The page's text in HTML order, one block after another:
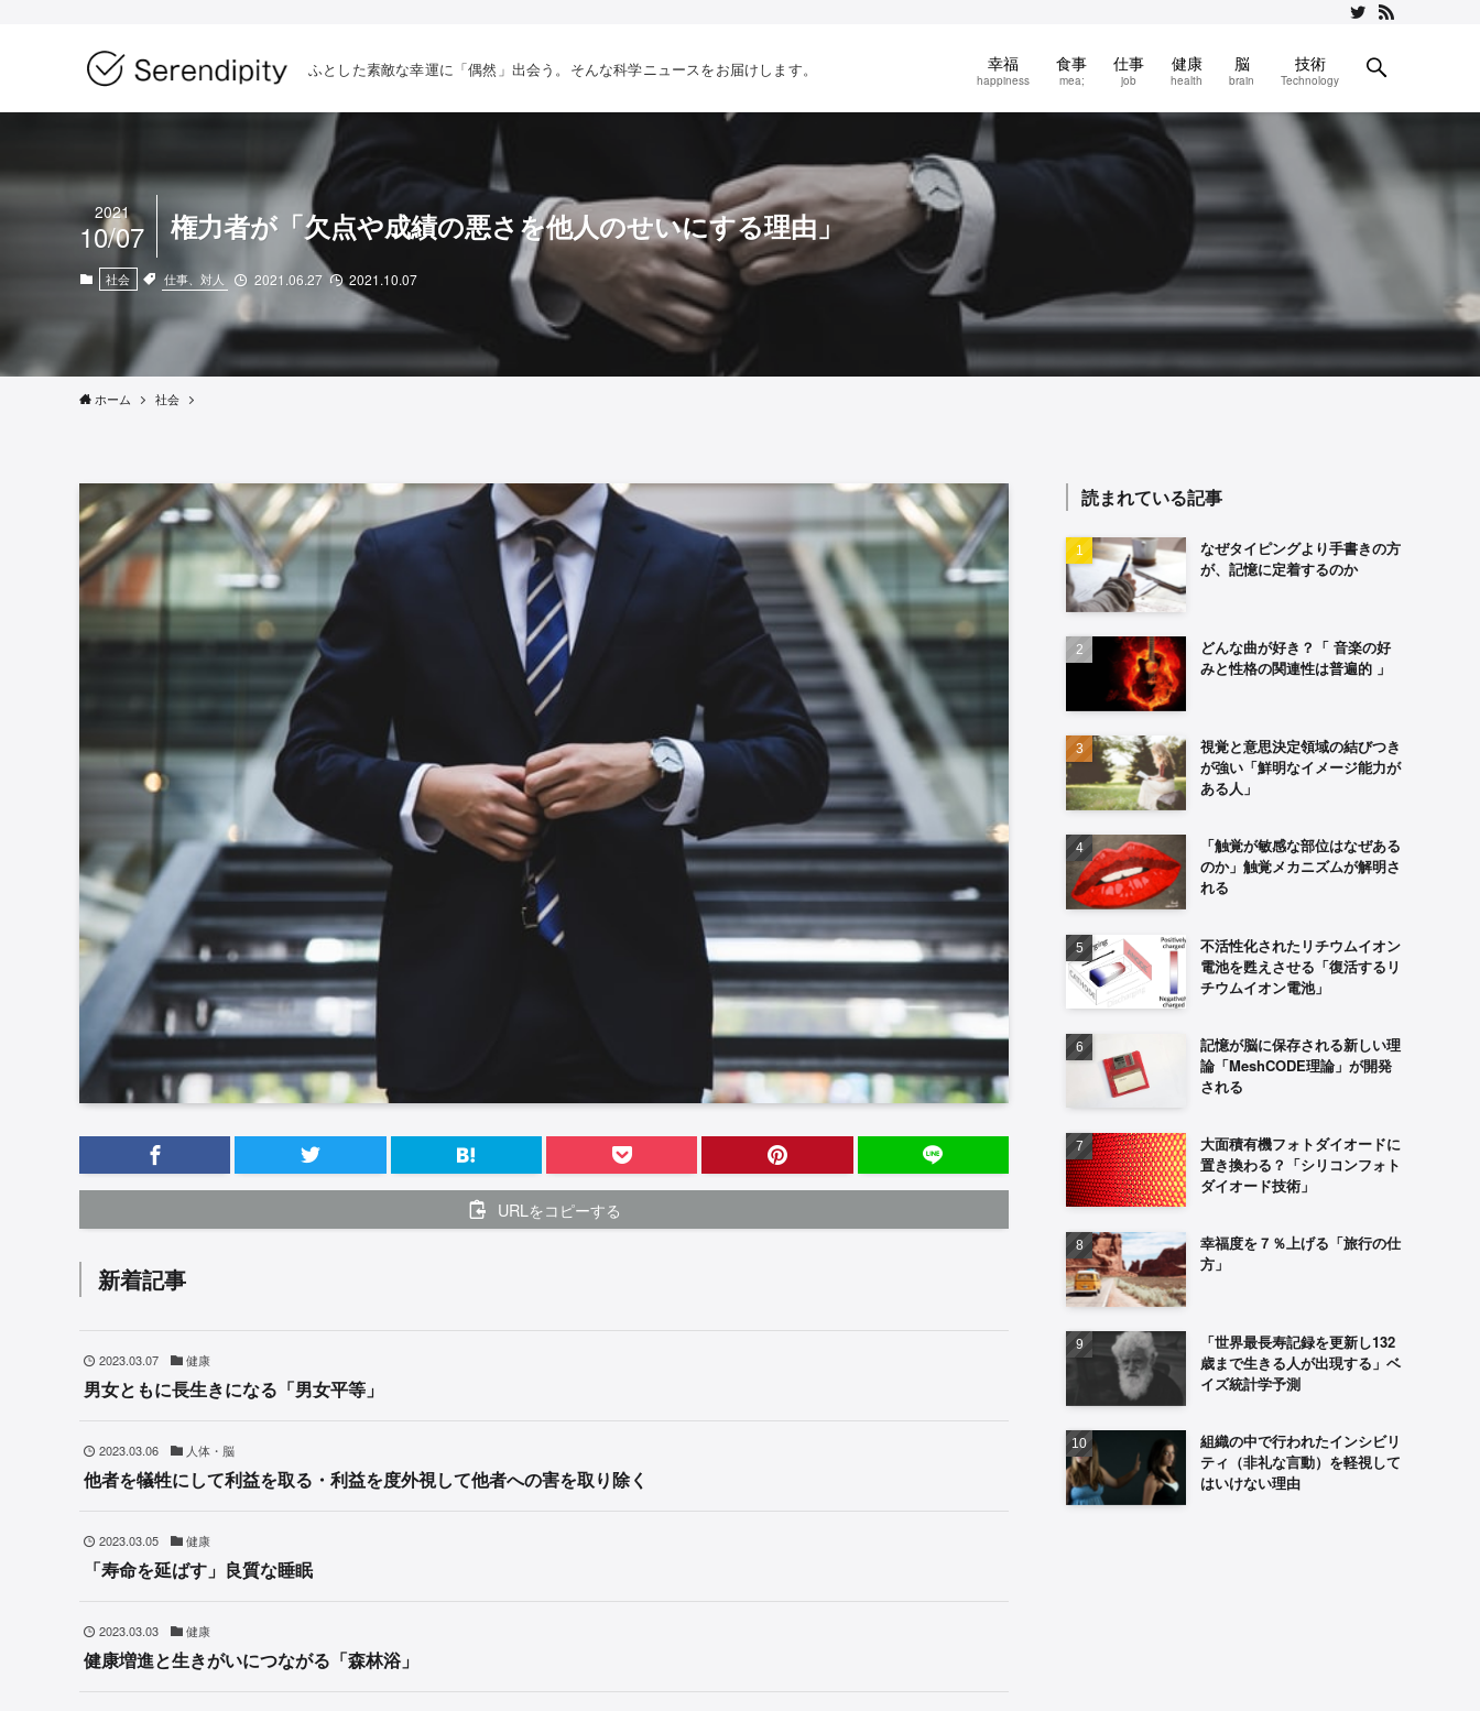
ふとした素敵な幸運に「偶然」出会う。そんな科学ニュースをお届けします。 幸福
happiness
食事
mea;
仕事
job
健康
health
脳
brain
技術
Technology
権力者が「欠点や成績の悪さを他人のせいにする理由」
2021
10/07
社会 仕事、対人 2021.06.27 2021.10.07
ホーム 社会
URLをコピーする
新着記事
2023.03.07 健康
男女ともに長生きになる「男女平等」
2023.03.06 人体・脳
他者を犠牲にして利益を取る・利益を度外視して他者への害を取り除く
2023.03.05 健康
「寿命を延ばす」良質な睡眠
2023.03.03 健康
健康増進と生きがいにつながる「森林浴」
読まれている記事
なぜタイピングより手書きの方
が、記憶に定着するのか
どんな曲が好き？「 音楽の好
みと性格の関連性は普遍的 」
視覚と意思決定領域の結びつき
が強い「鮮明なイメージ能力が
ある人」
「触覚が敏感な部位はなぜある
のか」触覚メカニズムが解明さ
れる
不活性化されたリチウムイオン
電池を甦えさせる「復活するリ
チウムイオン電池」
記憶が脳に保存される新しい理
論「MeshCODE理論」が開発
される
大面積有機フォトダイオードに
置き換わる？「シリコンフォト
ダイオード技術」
幸福度を７％上げる「旅行の仕
方」
「世界最長寿記録を更新し132
歳まで生きる人が出現する」ベ
イズ統計学予測
組織の中で行われたインシビリ
ティ（非礼な言動）を軽視して
はいけない理由